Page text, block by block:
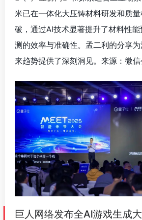
米已在一体化大压铸材料研发和质
破，通过AI技术显著提升了材料性
测的效率与准确性。孟二利的分享
来趋势提供了深刻洞见。来源：微
巨人网络发布全AI游戏生成